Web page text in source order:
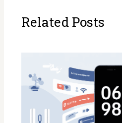
Related Posts